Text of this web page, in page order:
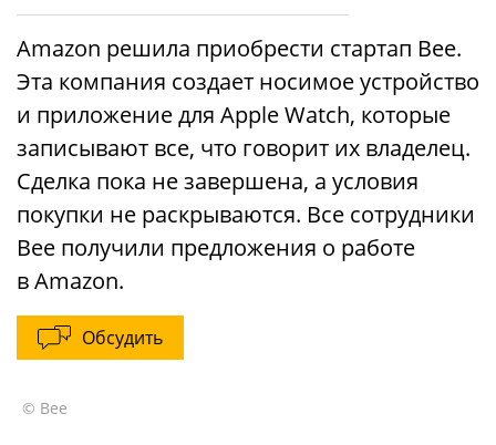
Amazon решила приобрести стартап Bee.
Эта компания создает носимое устройство
и приложение для Apple Watch, которые
записывают все, что говорит их владелец.
Сделка пока не завершена, а условия
покупки не раскрываются. Все сотрудники
Bee получили предложения о работе
в Amazon.
Обсудить
© Bee